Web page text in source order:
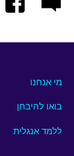
מי אנחנו
בואו להיבחן
ללמד אנגלית